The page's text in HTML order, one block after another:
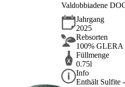
Valdobbiadene
Jahrgang
2025
Rebsorten
100% GLERA
Füllmenge
0.75l
Info
Enthält Sulfite